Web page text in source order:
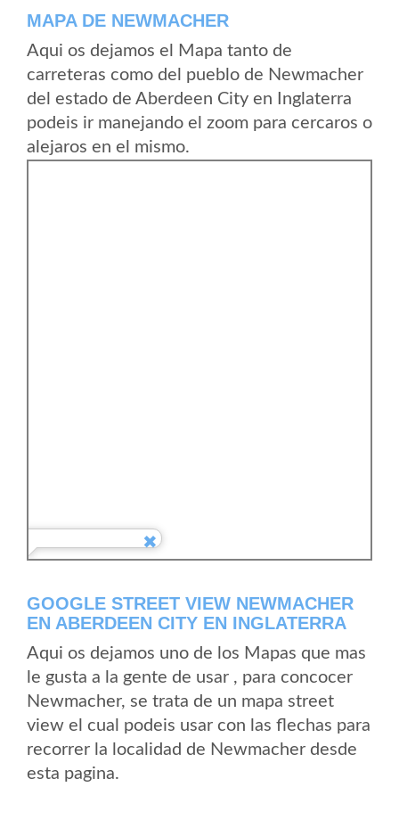
MAPA DE NEWMACHER
Aqui os dejamos el Mapa tanto de
carreteras como del pueblo de Newmacher
del estado de Aberdeen City en Inglaterra
podeis ir manejando el zoom para cercaros o
alejaros en el mismo.
GOOGLE STREET VIEW NEWMACHER
EN ABERDEEN CITY EN INGLATERRA
Aqui os dejamos uno de los Mapas que mas
le gusta a la gente de usar , para concocer
Newmacher, se trata de un mapa street
view el cual podeis usar con las flechas para
recorrer la localidad de Newmacher desde
esta pagina.